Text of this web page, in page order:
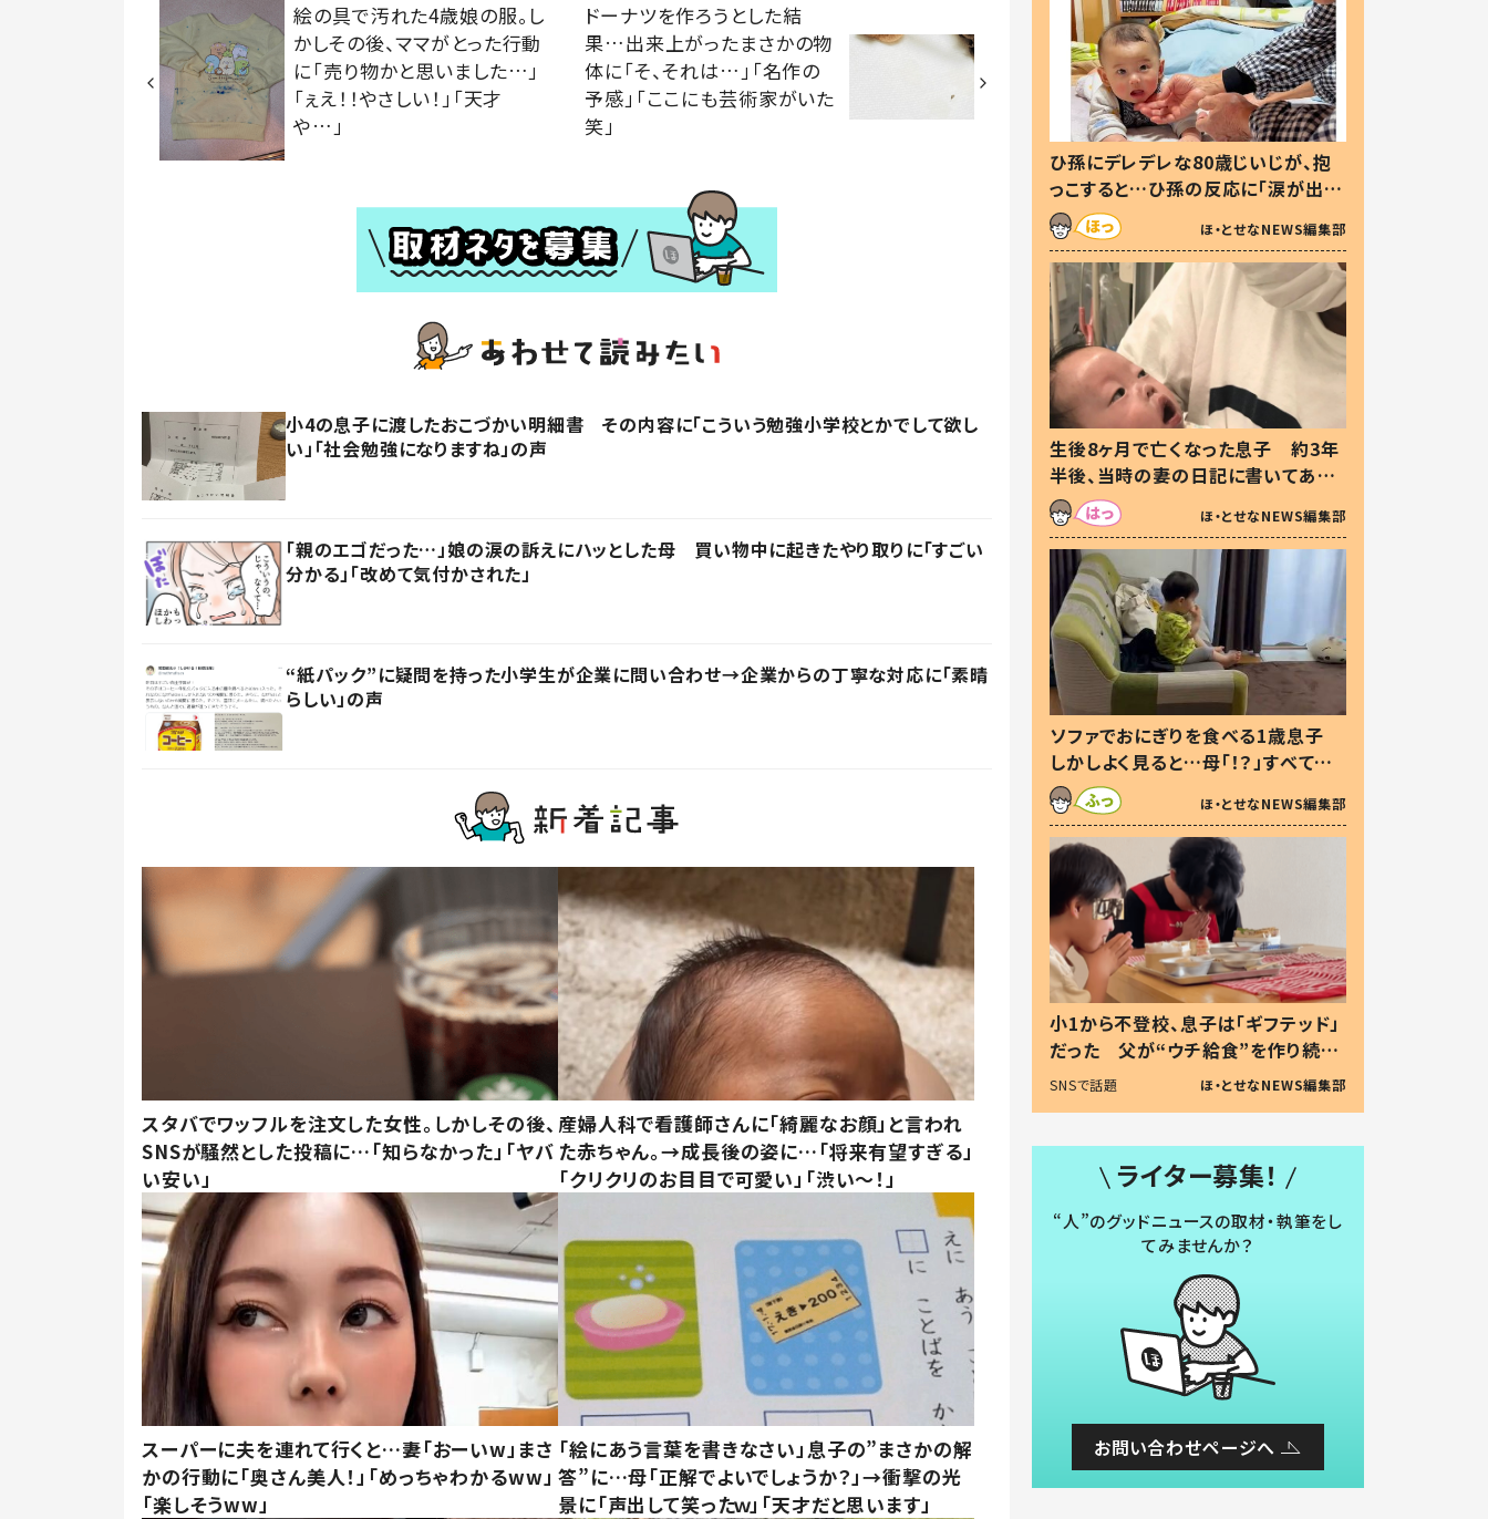
絵の具で汚れた4歳娘の服。し
かしその後、ママがとった行動
に「売り物かと思いました…」
「ぇえ！！やさしい！」「天才
や…」
ドーナツを作ろうとした結
果…出来上がったまさかの物
体に「そ、それは…」「名作の
予感」「ここにも芸術家がいた
笑」
小4の息子に渡したおこづかい明細書 その内容に「こういう勉強小学校とかでして欲し
い」「社会勉強になりますね」の声
「親のエゴだった…」娘の涙の訴えにハッとした母 買い物中に起きたやり取りに「すごい
分かる」「改めて気付かされた」
“紙パック”に疑問を持った小学生が企業に問い合わせ→企業からの丁寧な対応に「素晴
らしい」の声
スタバでワッフルを注文した女性。しかしその後、
SNSが騒然とした投稿に…「知らなかった」「ヤバ
い安い」
産婦人科で看護師さんに「綺麗なお顔」と言われ
た赤ちゃん。→成長後の姿に…「将来有望すぎる」
「クリクリのお目目で可愛い」「渋い～！」
スーパーに夫を連れて行くと…妻「おーいw」まさ
かの行動に「奥さん美人！」「めっちゃわかるww」
「楽しそうww」
「絵にあう言葉を書きなさい」息子の”まさかの解
答”に…母「正解でよいでしょうか？」→衝撃の光
景に「声出して笑ったｗ」「天才だと思います」
ひ孫にデレデレな80歳じいじが、抱
っこすると…ひ孫の反応に「涙が出ま
した」「可愛くて仕方ない」
ほ・とせなNEWS編集部
生後8ヶ月で亡くなった息子 約3年
半後、当時の妻の日記に書いてあっ
た本音とは
ほ・とせなNEWS編集部
ソファでおにぎりを食べる1歳息子
しかしよく見ると…母「！？」すべてを
察した母の投稿に「可愛いから許
す！」「現行犯〜」
ほ・とせなNEWS編集部
小1から不登校、息子は「ギフテッド」
だった 父が“ウチ給食”を作り続け
る理由とは #令和の親 #令和の子
SNSで話題 ほ・とせなNEWS編集部
ライター募集！
“人”のグッドニュースの取材・執筆をし
てみませんか？
お問い合わせページへ